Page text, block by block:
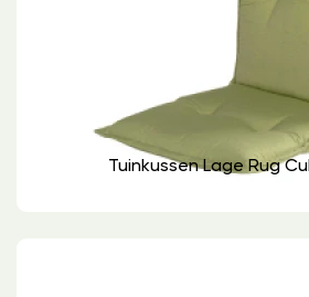
Tuinkussen Lage Rug